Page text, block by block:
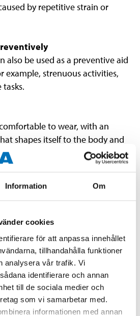
Information Om
cookies
för att anpassa innehållet
tillhandahålla funktioner
analysera vår trafik. Vi
identifierare och annan
till de sociala medier och
som vi samarbetar med.
informationen med annan
by repetitive strain or
also be used as a preventive aid
example, strenuous activities,
to wear, with an
shapes itself to the body and
be machine washed at 30
L
18 cm (lower part)